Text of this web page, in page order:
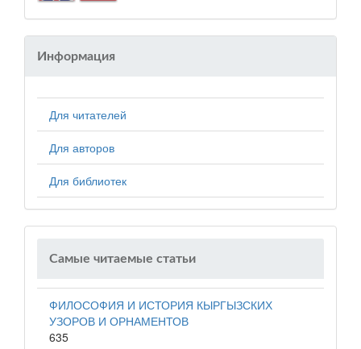
Информация
Для читателей
Для авторов
Для библиотек
Самые читаемые статьи
ФИЛОСОФИЯ И ИСТОРИЯ КЫРГЫЗСКИХ
УЗОРОВ И ОРНАМЕНТОВ
635